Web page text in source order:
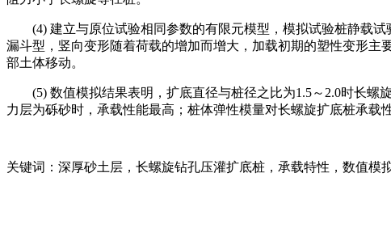
(4) 建立与原位试验相同参数的有限元模型，模拟试验桩静载
漏斗型，竖向变形随着荷载的增加而增大，加载初期的塑性变形
部土体移动。
(5) 数值模拟结果表明，扩底直径与桩径之比为1.5～2.0时长
力层为砾砂时，承载性能最高；桩体弹性模量对长螺旋扩底桩承载
关键词：深厚砂土层，长螺旋钻孔压灌扩底桩，承载特性，数值模